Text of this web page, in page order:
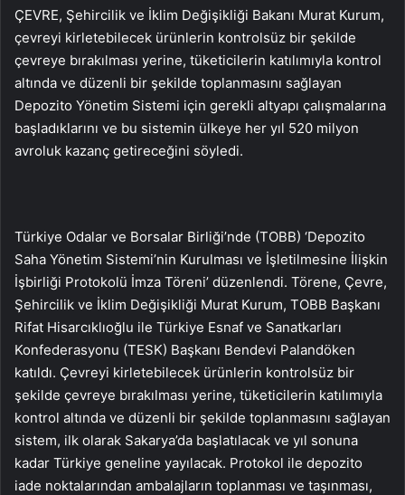
ÇEVRE, Şehircilik ve İklim Değişikliği Bakanı Murat Kurum,
çevreyi kirletebilecek ürünlerin kontrolsüz bir şekilde
çevreye bırakılması yerine, tüketicilerin katılımıyla kontrol
altında ve düzenli bir şekilde toplanmasını sağlayan
Depozito Yönetim Sistemi için gerekli altyapı çalışmalarına
başladıklarını ve bu sistemin ülkeye her yıl 520 milyon
avroluk kazanç getireceğini söyledi.
Türkiye Odalar ve Borsalar Birliği’nde (TOBB) ‘Depozito
Saha Yönetim Sistemi’nin Kurulması ve İşletilmesine İlişkin
İşbirliği Protokolü İmza Töreni’ düzenlendi. Törene, Çevre,
Şehircilik ve İklim Değişikliği Murat Kurum, TOBB Başkanı
Rifat Hisarcıklıoğlu ile Türkiye Esnaf ve Sanatkarları
Konfederasyonu (TESK) Başkanı Bendevi Palandöken
katıldı. Çevreyi kirletebilecek ürünlerin kontrolsüz bir
şekilde çevreye bırakılması yerine, tüketicilerin katılımıyla
kontrol altında ve düzenli bir şekilde toplanmasını sağlayan
sistem, ilk olarak Sakarya’da başlatılacak ve yıl sonuna
kadar Türkiye geneline yayılacak. Protokol ile depozito
iade noktalarından ambalajların toplanması ve taşınması,